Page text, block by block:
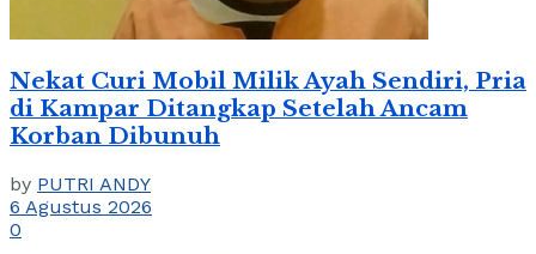
Nekat Curi Mobil Milik Ayah Sendiri, Pria
di Kampar Ditangkap Setelah Ancam
Korban Dibunuh
by PUTRI ANDY
6 Agustus 2026
0